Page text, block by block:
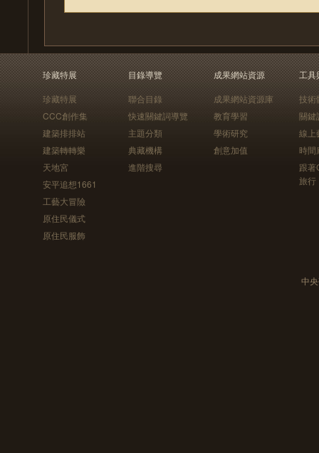
珍藏特展
珍藏特展
CCC創作集
建築排排站
建築轉轉樂
天地宮
安平追想1661
工藝大冒險
原住民儀式
原住民服飾
目錄導覽
聯合目錄
快速關鍵詞導覽
主題分類
典藏機構
進階搜尋
成果網站資源
成果網站資源庫
教育學習
學術研究
創意加值
工具
技術
關鍵
線上
時間
跟
旅行
中